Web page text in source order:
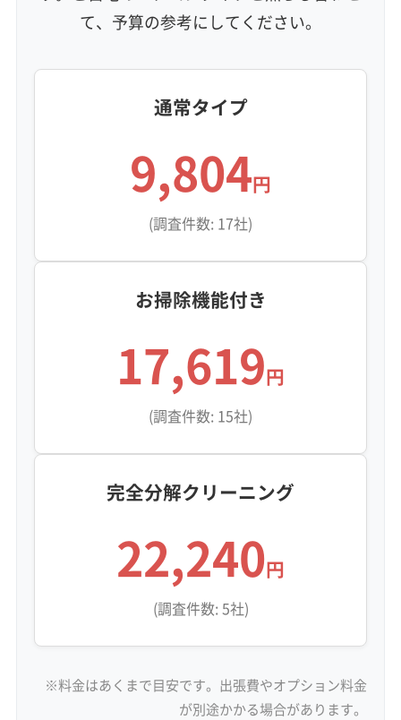
て、予算の参考にしてください。
通常タイプ
9,804円
(調査件数: 17社)
お掃除機能付き
17,619円
(調査件数: 15社)
完全分解クリーニング
22,240円
(調査件数: 5社)
※料金はあくまで目安です。出張費やオプション料金
が別途かかる場合があります。